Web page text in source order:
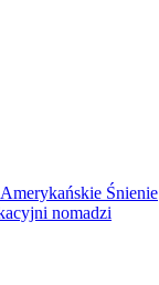
Śnienie
nomadzi